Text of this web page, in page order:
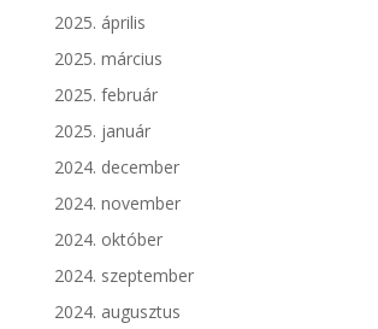
2025. április
2025. március
2025. február
2025. január
2024. december
2024. november
2024. október
2024. szeptember
2024. augusztus